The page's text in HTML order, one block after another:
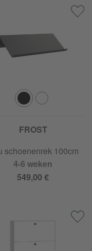
FROST
schoenenrek 100cm
4-6 weken
549,00 €